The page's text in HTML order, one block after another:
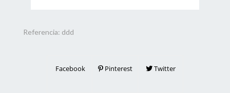
Referencia: ddd
Facebook Pinterest Twitter